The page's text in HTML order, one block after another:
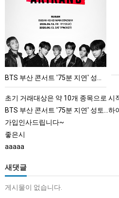
서
트
'75
분
브
"큰
실
BTS 부산 콘서트 '75분 지연' 성토…하이브 "큰 실망·불편" 사과
초기 거래대상은 약 10개 종목으로 시작해 최대 100개까지 확대할 방침이다. 구체적인 거래 대상 ETF는 아직
BTS 부산 콘서트 '75분 지연' 성토…하
가입인사드립니다~
좋은시
aaaaa
새댓글
게시물이 없습니다.